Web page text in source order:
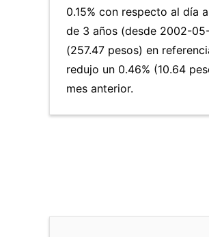
0.15% con respecto al día
de 3 años (desde 2002-
(257.47 pesos) en
redujo un 0.46% (10.64
mes anterior.